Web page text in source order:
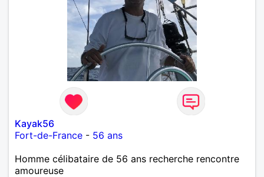
Kayak56
Fort-de-France - 56 ans
Homme célibataire de 56 ans recherche rencontre
amoureuse